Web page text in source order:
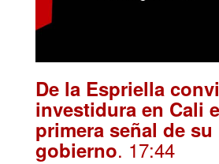
De la Espriella
investidura en Cali
primera señal de
gobierno. 17:44